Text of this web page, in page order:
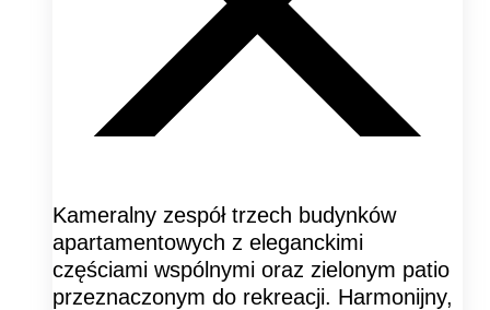
Kameralny zespół trzech budynków
apartamentowych z eleganckimi
częściami wspólnymi oraz zielonym patio
przeznaczonym do rekreacji. Harmonijny,